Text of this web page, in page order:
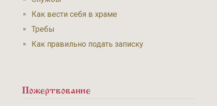
Как вести себя в храме
Требы
Как правильно подать записку
Пожертвование